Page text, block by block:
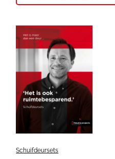
Schuifdeursets